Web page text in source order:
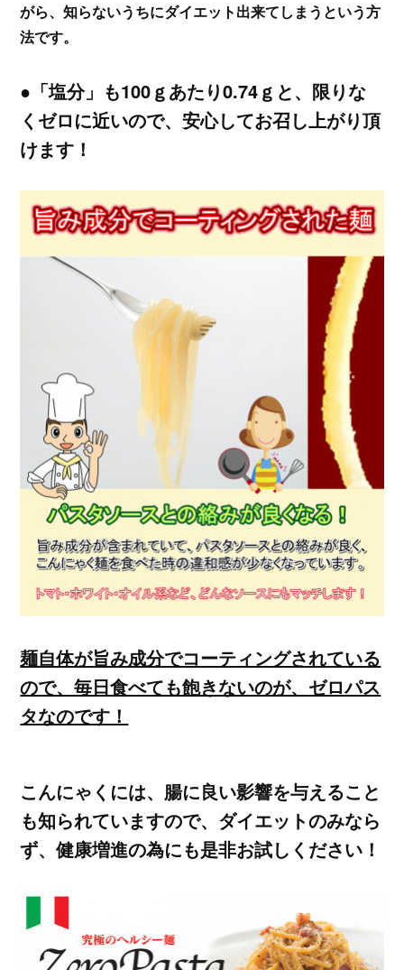
がら、知らないうちにダイエット出来てしまうという方
法です。
●「塩分」も100ｇあたり0.74ｇと、限りな
くゼロに近いので、安心してお召し上がり頂
けます！
麺自体が旨み成分でコーティングされている
ので、毎日食べても飽きないのが、ゼロパス
タなのです！
こんにゃくには、腸に良い影響を与えること
も知られていますので、ダイエットのみなら
ず、健康増進の為にも是非お試しください！